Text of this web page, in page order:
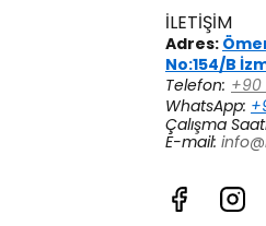
İLETİŞİM
Adres:
No:154/B
Telefon: +90
WhatsApp:
Çalışma
E-mail: